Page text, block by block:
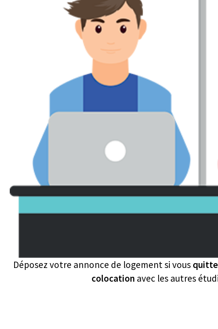
Déposez votre annonce de logement si vous
colocation avec les autres